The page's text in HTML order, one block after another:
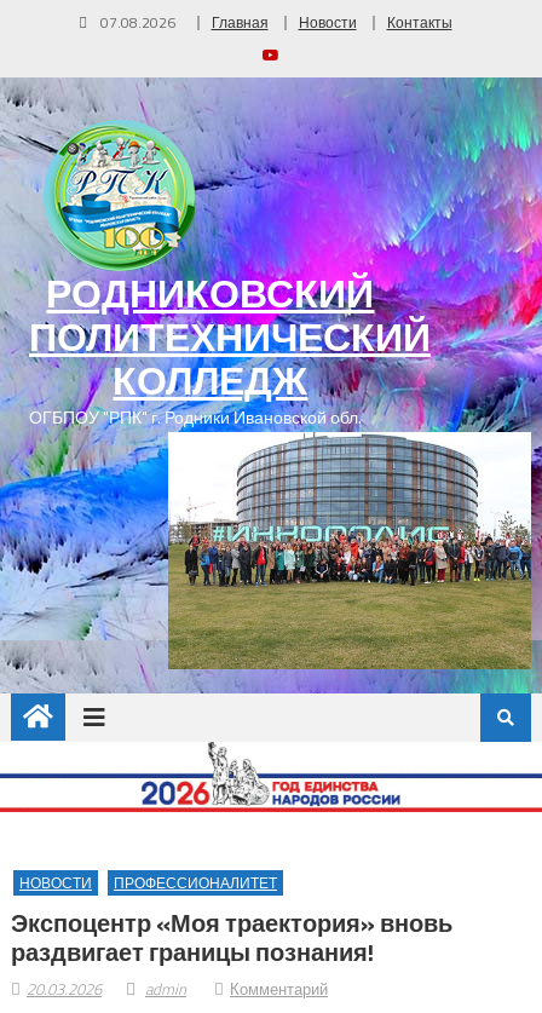
07.08.2026 Главная Новости Контакты
РОДНИКОВСКИЙ
ПОЛИТЕХНИЧЕСКИЙ
КОЛЛЕДЖ
ОГБПОУ "РПК" г. Родники Ивановской обл.
НОВОСТИ ПРОФЕССИОНАЛИТЕТ
Экспоцентр «Моя траектория» вновь
раздвигает границы познания!
20.03.2026 admin Комментарий